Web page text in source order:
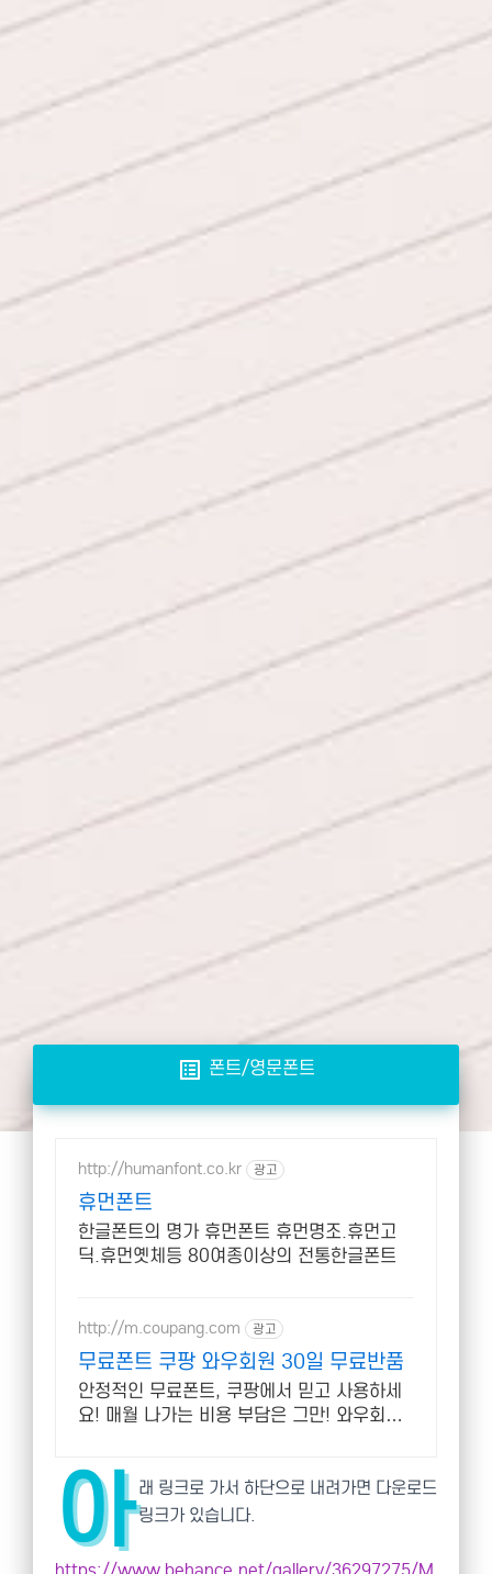
list_alt 폰트/영문폰트
http://humanfont.co.kr 광고
휴먼폰트
한글폰트의 명가 휴먼폰트 휴먼명조.휴먼고
딕.휴먼옛체등 80여종이상의 전통한글폰트
http://m.coupang.com 광고
무료폰트 쿠팡 와우회원 30일 무료반품
안정적인 무료폰트, 쿠팡에서 믿고 사용하세
요! 매월 나가는 비용 부담은 그만! 와우회원
아 래 링크로 가서 하단으로 내려가면 다운로드
링크가 있습니다.